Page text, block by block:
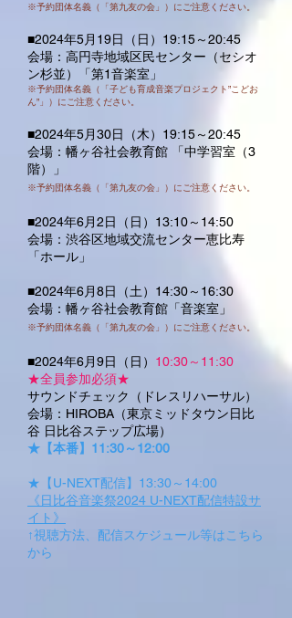
※予約団体名義（「第九友の会」）にご注意ください。
■2024年5月19日（日）19:15～20:45
会場：高円寺地域区民センター（セシオ
ン杉並）「第1音楽室」
※予約団体名義（「子ども育成音楽プロジェクト”こどお
ん”」）にご注意ください。
■2024年5月30日（木）19:15～20:45
会場：幡ヶ谷社会教育館 「中学習室（3
階）」
※予約団体名義（「第九友の会」）にご注意ください。
■2024年6月2日（日）13:10～14:50
会場：渋谷区地域交流センター恵比寿
「ホール」
■2024年6月8日（土）14:30～16:30
会場：幡ヶ谷社会教育館「音楽室」
※予約団体名義（「第九友の会」）にご注意ください。
■2024年6月9日（日） 10:30～11:30
★全員参加必須★
サウンドチェック（ドレスリハーサル）
会場：HIROBA（東京ミッドタウン日比
谷 日比谷ステップ広場）
★【本番】11:30～12:00
★【U-NEXT配信】13:30～14:00
《日比谷音楽祭2024 U-NEXT配信特設サ
イト》
↑視聴方法、配信スケジュール等はこちら
から